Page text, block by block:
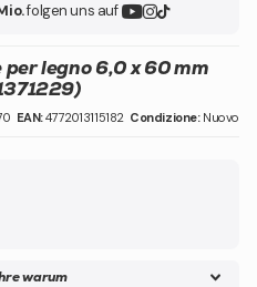
folgen uns auf
legno 6,0 x 60 mm
EAN:4772013115182 Condizione: Nuovo
warum